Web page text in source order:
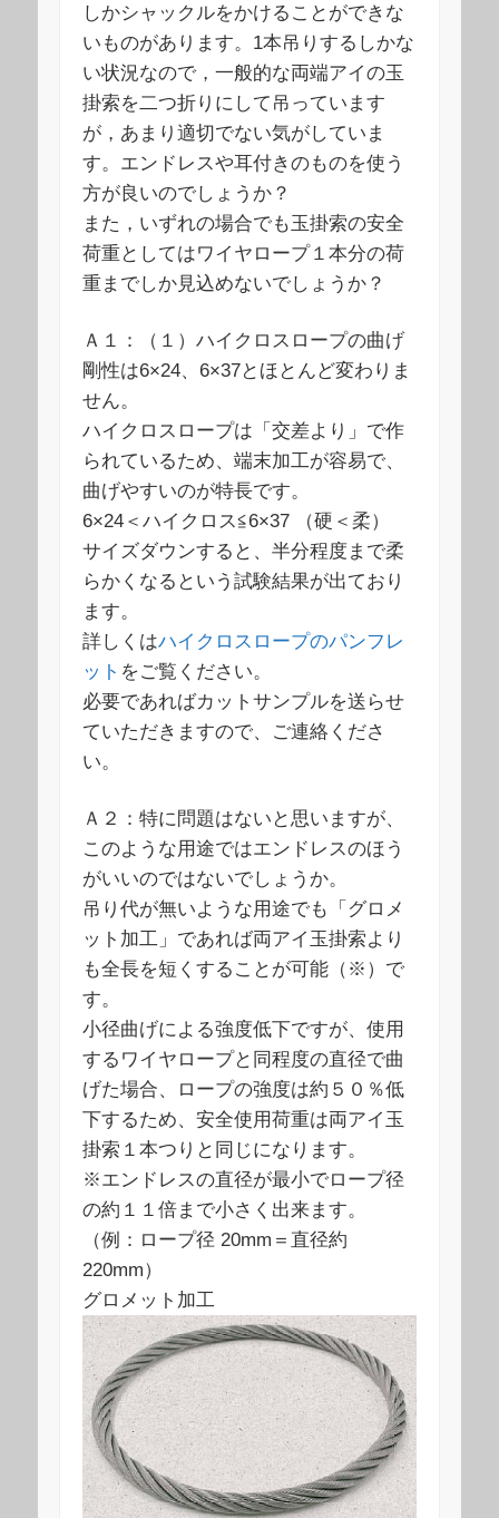
しかシャックルをかけることができな
いものがあります。1本吊りするしかな
い状況なので，一般的な両端アイの玉
掛索を二つ折りにして吊っています
が，あまり適切でない気がしていま
す。エンドレスや耳付きのものを使う
方が良いのでしょうか？
また，いずれの場合でも玉掛索の安全
荷重としてはワイヤロープ１本分の荷
重までしか見込めないでしょうか？
Ａ１：（１）ハイクロスロープの曲げ
剛性は6×24、6×37とほとんど変わりま
せん。
ハイクロスロープは「交差より」で作
られているため、端末加工が容易で、
曲げやすいのが特長です。
6×24＜ハイクロス≦6×37 （硬＜柔）
サイズダウンすると、半分程度まで柔
らかくなるという試験結果が出ており
ます。
詳しくはハイクロスロープのパンフレ
ット をご覧ください。
必要であればカットサンプルを送らせ
ていただきますので、ご連絡くださ
い。
Ａ２：特に問題はないと思いますが、
このような用途ではエンドレスのほう
がいいのではないでしょうか。
吊り代が無いような用途でも「グロメ
ット加工」であれば両アイ玉掛索より
も全長を短くすることが可能（※）で
す。
小径曲げによる強度低下ですが、使用
するワイヤロープと同程度の直径で曲
げた場合、ロープの強度は約５０％低
下するため、安全使用荷重は両アイ玉
掛索１本つりと同じになります。
※エンドレスの直径が最小でロープ径
の約１１倍まで小さく出来ます。
（例：ロープ径 20mm＝直径約
220mm）
グロメット加工